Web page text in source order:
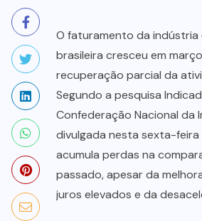
O faturamento da
brasileira cresceu em
recuperação parcial da
Segundo a pesquisa
Confederação Nacional da
divulgada nesta sexta-feira
acumula perdas na
passado, apesar da
juros elevados e da